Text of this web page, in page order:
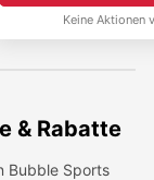
Keine Aktionen
& Rabatte
Bubble Sports